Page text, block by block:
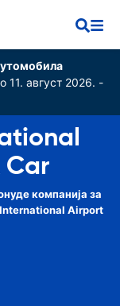
11. август 2026. -
Car
компанија за
Airport